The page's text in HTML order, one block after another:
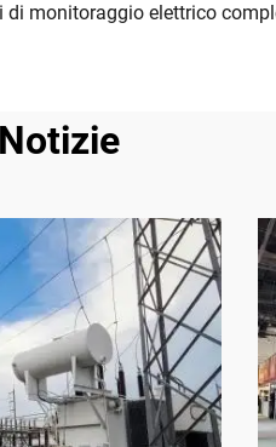
monitoraggio elettrico